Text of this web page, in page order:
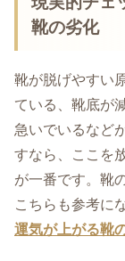
靴の劣化
靴が脱げやすい
ている、靴底が
急いでいるなど
すなら、ここを
が一番です。靴
こちらも参考に
運気が上がる靴